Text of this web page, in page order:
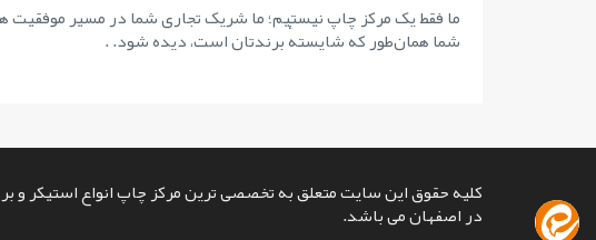
ما فقط یک مرکز چاپ نیستیم؛ ما شریک تجاری شما در مسیر موفقیت
شما همان‌طور که شایستهٔ برندتان است، دیده شود. .
کلیه حقوق این سایت متعلق به تخصصی ترین مرکز چاپ انواع استیکر و
در اصفهان می باشد.